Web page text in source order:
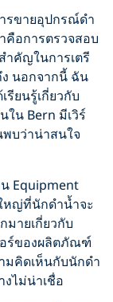
รขายอุปกรณ์ดำ
คือการตรวจสอบ
ำคัญในการเตรี
นอกจากนี้ ฉัน
รียนรู้เกี่ยวกับ
ใน Bern มีเวิร์
บว่าน่าสนใจ
Equipment
หญ่ที่นักดำน้ำจะ
ายเกี่ยวกับ
ร์ของผลิตภัณฑ์
มคิดเห็นกับนักดำ
ไม่น่าเชื่อ